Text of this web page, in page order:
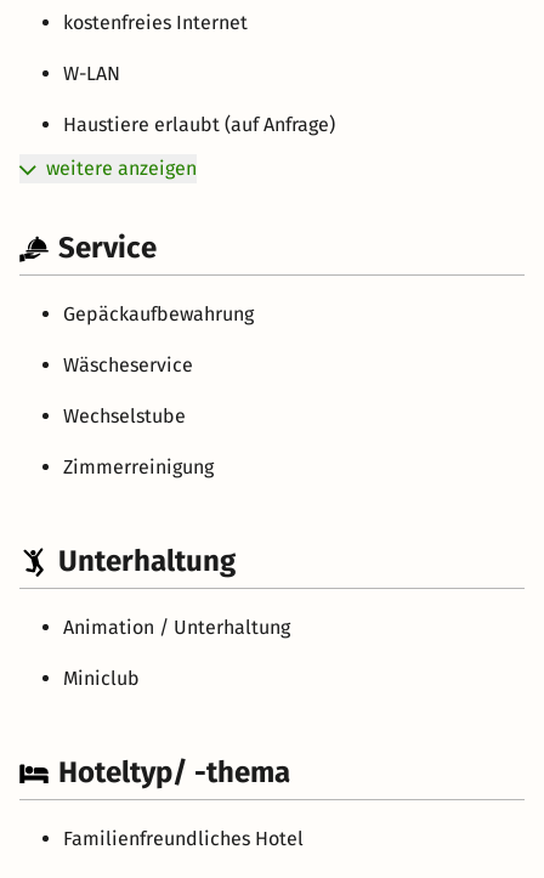
kostenfreies Internet
W-LAN
Haustiere erlaubt (auf Anfrage)
weitere anzeigen
Service
Gepäckaufbewahrung
Wäscheservice
Wechselstube
Zimmerreinigung
Unterhaltung
Animation / Unterhaltung
Miniclub
Hoteltyp/ -thema
Familienfreundliches Hotel